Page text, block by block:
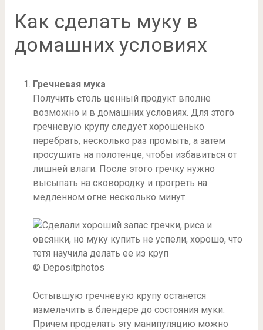
Как сделать муку в
домашних условиях
Гречневая мука
Получить столь ценный продукт вполне
возможно и в домашних условиях. Для этого
гречневую крупу следует хорошенько
перебрать, несколько раз промыть, а затем
просушить на полотенце, чтобы избавиться от
лишней влаги. После этого гречку нужно
высыпать на сковородку и прогреть на
медленном огне несколько минут.
© Depositphotos
Остывшую гречневую крупу останется
измельчить в блендере до состояния муки.
Причем проделать эту манипуляцию можно